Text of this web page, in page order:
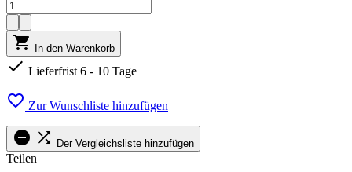
 In den Warenkorb
 Lieferfrist 6 - 10 Tage
 Zur Wunschliste hinzufügen
  Der Vergleichsliste hinzufügen
Teilen